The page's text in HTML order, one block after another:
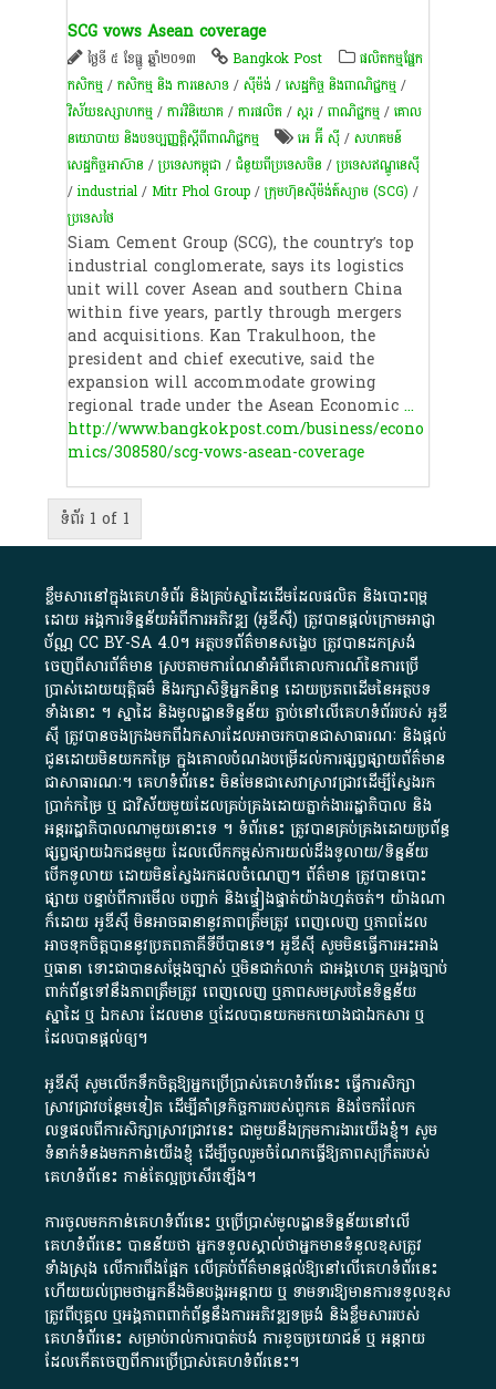
SCG vows Asean coverage
ថ្ងៃទី ៥ ខែធ្នូ ឆ្នាំ២០១៣ Bangkok Post
​ផលិតកម្ម​ផ្នែក​
កសិកម្ម​/កសិកម្ម​ និង​ ការ​នេ​សាទ​/​ស៊ីម៉ង់​ /សេដ្ឋកិច្ច និងពាណិជ្ជកម្ម/
វិស័យឧស្សាហកម្ម/ការវិនិយោគ/ការផលិត​/​ស្ករ/ពាណិជ្ជកម្ម/គោល
នយោបាយ និងបទប្បញ្ញត្តិស្តីពីពាណិជ្ជកម្ម
អេ អ៊ី ស៊ី/សហគមន៍​
សេដ្ឋកិច្ច​អាស៊ាន /ប្រទេសកម្ពុជា /ជំនួយពីប្រទេសចិន /ប្រទេសឥណ្ឌូនេស៊ី
/industrial/Mitr Phol Group/ក្រុមហ៊ុន​ស៊ីម៉ង់ត៍​ស្យាម (SCG) /
ប្រទេសថៃ
Siam Cement Group (SCG), the country’s top
industrial conglomerate, says its logistics
unit will cover Asean and southern China
within five years, partly through mergers
and acquisitions. Kan Trakulhoon, the
president and chief executive, said the
expansion will accommodate growing
regional trade under the Asean Economic ...
http://www.bangkokpost.com/business/econo
mics/308580/scg-vows-asean-coverage
ទំព័រ 1 of 1
ខ្លឹមសារ​នៅ​ក្នុង​គេហទំព័រ និង​គ្រប់​ស្នា​ដៃ​ដើម​ដែល​ផលិត​ និង​បោះពុម្ព​
ដោយ​ អង្គការ​ទិន្នន័យ​អំពី​ការអភិវឌ្ឍ​​ (អូ​ឌី​ស៊ី)​ ត្រូវ​បាន​ផ្តល់​ក្រោម​អាជ្ញា
ប័ណ្ណ​CC BY-SA 4.0។​ អត្ថបទ​ព័ត៌មាន​សង្ខេប​ ត្រូវ​បាន​ដកស្រង់​
ចេញពី​សារព័ត៌មាន ស្របតាមការ​ណែនាំ​អំពី​គោលការណ៍​នៃ​ការ​ប្រើ
ប្រាស់​ដោយ​យុត្តិធម៌​ និង​រក្សាសិទ្ធិអ្នកនិពន្ធ ដោយ​ប្រភពដើម​នៃ​​អត្ថបទ
ទាំង​នោះ​ ។​ ស្នាដៃ​ និង​មូលដ្ឋាន​ទិន្នន័យ ​ភ្ជាប់​នៅ​លើ​គេហទំព័រ​របស់​ អូ​ឌី​
ស៊ី​ ត្រូវ​បាន​ចងក្រង​មក​ពី​ឯកសារ​ដែល​អាច​រក​បានជា​សាធារណៈ​ និង​ផ្តល់​
ជូន​ដោយ​មិន​យក​កម្រៃ​ ក្នុង​គោលបំណង​បម្រើ​ដល់ការ​ផ្សព្វផ្សាយ​ព័ត៌មាន​
ជា​សាធារណៈ​។​ គេហទំព័រ​នេះ​ មិនមែន​ជា​សេវា​ស្រាវជ្រាវ​ដើម្បី​ស្វែងរក
ប្រាក់​កម្រៃ​ ឬ​ ជា​វិស័យ​មួយ​ដែល​គ្រប់គ្រង​ដោយ​ភ្នាក់ងារ​រដ្ឋាភិបាល​ និង ​
អន្តររដ្ឋាភិបាល​ណាមួយ​នោះ​ទេ ​។​ ទំព័រ​នេះ​ ត្រូវ​បាន​គ្រប់គ្រង​ដោយ​ប្រព័ន្ធ​
ផ្សព្វផ្សាយ​ឯកជន​មួយ​ ដែល​លើកកម្ពស់​ការ​យល់​ដឹង​ទូលាយ​/​ទិន្នន័យ​
បើក​ទូលាយ​ ដោយ​មិនស្វែង​រក​ផល​ចំណេញ​។​ ព័ត៌មាន​ ត្រូវ​បាន​បោះ
ផ្សាយ​ បន្ទាប់​ពី​ការ​មើល​ បញ្ជាក់​ និង​ផ្ទៀងផ្ទាត់​យ៉ាង​ហ្មត់ចត់​។​ យ៉ាងណា​
ក៏​ដោយ​ អូ​ឌី​ស៊ី​ មិន​អាច​ធានា​នូវ​ភាព​ត្រឹមត្រូវ​ ពេញលេញ​ ឬ​ភាព​ដែល​
អាច​ទុកចិត្ត​បាននូវ​ប្រភព​ភាគី​ទី​បី​បាន​ទេ​។​ អូ​ឌី​ស៊ី​ សូម​មិន​ធ្វើការ​អះអាង​
ឬ​ធានា​ ទោះជា​បាន​សម្តែង​ច្បាស់​ ឬ​មិន​ជាក់លាក់​ ជា​អង្គហេតុ​ ឬ​អង្គច្បាប់​
ពាក់ព័ន្ធ​ទៅ​នឹង​ភាព​ត្រឹមត្រូវ​ ពេញលេញ​ ឬ​ភាព​សម​ស្រប​នៃ​ទិន្នន័យ​
ស្នាដៃ​ ឬ​ ឯកសារ​ ដែល​មាន​ ឬ​ដែល​បាន​យក​មក​យោង​ជា​ឯកសារ​ ឬ​
ដែល​បាន​ផ្តល់​ឲ្យ​។
អូឌីស៊ី សូមលើកទឹកចិត្តឱ្យអ្នកប្រើប្រាស់គេហទំព័រនេះ ធ្វើការសិក្សា
ស្រាវជ្រាវបន្ថែមទៀត ដើម្បីគាំទ្រកិច្ចការ​របស់ពួកគេ និងចែករំលែក
លទ្ធផលពីការសិក្សាស្រាវជ្រាវនេះ ជាមួយនឹងក្រុមការងារយើងខ្ញុំ។ សូម
ទំនាក់ទំនងមកកាន់យើងខ្ញុំ ដើម្បីចូលរួមចំណែកធ្វើឱ្យភាពសុក្រឹតរបស់
គេហទំព័នេះ កាន់តែល្អប្រសើរឡើង។
ការចូលមកកាន់គេហទំព័រនេះ ឬប្រើប្រាស់មូលដ្ឋានទិន្នន័យនៅលើ
គេហទំព័រនេះ បានន័យថា អ្នកទទួលស្គាល់ថាអ្នកមានទំនួលខុសត្រូវ
ទាំងស្រុង លើការពឹងផ្អែក លើគ្រប់ព័ត៌មានផ្តល់ឱ្យនៅលើគេហទំព័រនេះ
ហើយយល់ព្រមថាអ្នកនឹងមិនបង្ករអន្តរាយ ឬ ទាមទារ​ឱ្យមានការទទួលខុស​
ត្រូវពីបុគ្គល ឬអង្គភាពពាក់ព័ន្ធនឹងការអភិវឌ្ឍទម្រង់ និងខ្លឹមសាររបស់
គេហទំព័រនេះ សម្រាប់រាល់ការបាត់បង់ ការខូចប្រយោជន៍ ឬ អន្តរាយ
ដែលកើតចេញពីការប្រើប្រាស់គេហទំព័រនេះ។